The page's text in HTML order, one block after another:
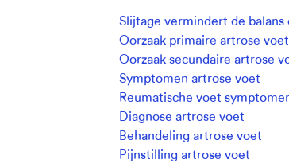
Slijtage vermindert de
Oorzaak primaire artrose voet
Oorzaak secundaire artrose
Symptomen artrose voet
Reumatische voet
Diagnose artrose voet
Behandeling artrose voet
Pijnstilling artrose voet